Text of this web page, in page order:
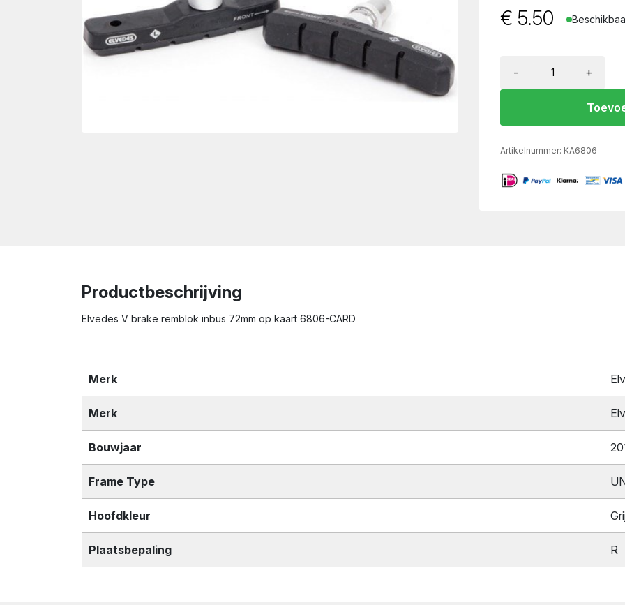
€ 5.50
- +
Artikelnummer: KA6806
Productbeschrijving
Elvedes V brake remblok inbus 72mm op kaart 6806-CARD
Merk
Merk
Bouwjaar
Frame Type
Hoofdkleur
Plaatsbepaling R